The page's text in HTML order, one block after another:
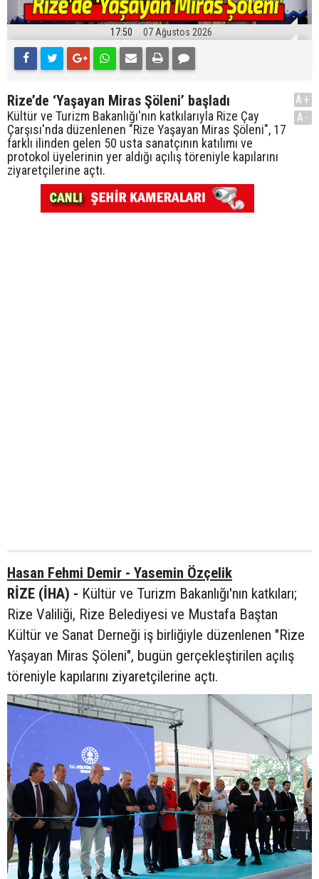
17:50 07 Ağustos 2026
Rize’de ‘Yaşayan Miras Şöleni’ başladı
Kültür ve Turizm Bakanlığı'nın katkılarıyla Rize Çay
Çarşısı'nda düzenlenen "Rize Yaşayan Miras Şöleni", 17
farklı ilinden gelen 50 usta sanatçının katılımı ve
protokol üyelerinin yer aldığı açılış töreniyle kapılarını
ziyaretçilerine açtı.
A+
A-
Hasan Fehmi Demir - Yasemin Özçelik
RİZE (İHA) - Kültür ve Turizm Bakanlığı'nın katkıları;
Rize Valiliği, Rize Belediyesi ve Mustafa Baştan
Kültür ve Sanat Derneği iş birliğiyle düzenlenen "Rize
Yaşayan Miras Şöleni", bugün gerçekleştirilen açılış
töreniyle kapılarını ziyaretçilerine açtı.